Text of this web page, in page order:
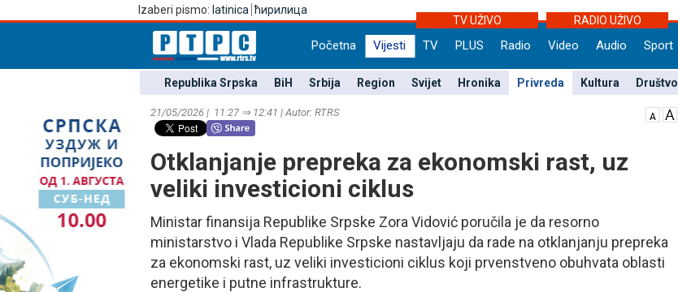
Izaberi pismo: latinica ћирилица
TV UŽIVO
RADIO UŽIVO
Početna Vijesti TV PLUS Radio Video Audio Sport
Republika Srpska BiH Srbija Region Svijet Hronika Privreda Kultura Društvo
21/05/2026 | 11:27 ⇒ 12:41 | Autor: RTRS
Otklanjanje prepreka za ekonomski rast, uz
veliki investicioni ciklus
Ministar finansija Republike Srpske Zora Vidović poručila je da resorno
ministarstvo i Vlada Republike Srpske nastavljaju da rade na otklanjanju prepreka
za ekonomski rast, uz veliki investicioni ciklus koji prvenstveno obuhvata oblasti
energetike i putne infrastrukture.